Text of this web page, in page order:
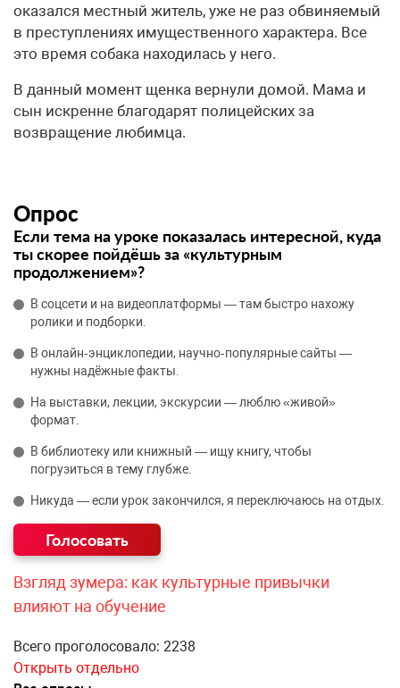
оказался местный житель, уже не раз обвиняемый
в преступлениях имущественного характера. Все
это время собака находилась у него.
В данный момент щенка вернули домой. Мама и
сын искренне благодарят полицейских за
возвращение любимца.
Опрос
Если тема на уроке показалась интересной, куда
ты скорее пойдёшь за «культурным
продолжением»?
В соцсети и на видеоплатформы — там быстро нахожу
ролики и подборки.
В онлайн‑энциклопедии, научно‑популярные сайты —
нужны надёжные факты.
На выставки, лекции, экскурсии — люблю «живой»
формат.
В библиотеку или книжный — ищу книгу, чтобы
погрузиться в тему глубже.
Никуда — если урок закончился, я переключаюсь на отдых.
Взгляд зумера: как культурные привычки
влияют на обучение
Всего проголосовало: 2238
Открыть отдельно